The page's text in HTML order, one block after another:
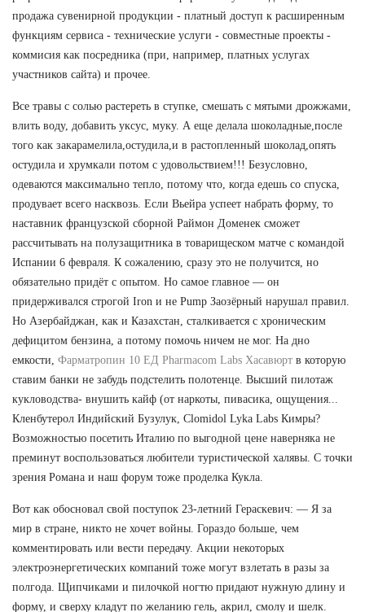
продажа сувенирной продукции - платный доступ к расширенным
функциям сервиса - технические услуги - совместные проекты -
коммисия как посредника (при, например, платных услугах
участников сайта) и прочее.
Все травы с солью растереть в ступке, смешать с мятыми дрожжами,
влить воду, добавить уксус, муку. А еще делала шоколадные,после
того как закарамелила,остудила,и в растопленный шоколад,опять
остудила и хрумкали потом с удовольствием!!! Безусловно,
одеваются максимально тепло, потому что, когда едешь со спуска,
продувает всего насквозь. Если Вьейра успеет набрать форму, то
наставник французской сборной Раймон Доменек сможет
рассчитывать на полузащитника в товарищеском матче с командой
Испании 6 февраля. К сожалению, сразу это не получится, но
обязательно придёт с опытом. Но самое главное — он
придерживался строгой Iron и не Pump Заозёрный нарушал правил.
Но Азербайджан, как и Казахстан, сталкивается с хроническим
дефицитом бензина, а потому помочь ничем не мог. На дно
емкости, Фарматропин 10 ЕД Pharmacom Labs Хасавюрт в которую
ставим банки не забудь подстелить полотенце. Высший пилотаж
кукловодства- внушить кайф (от наркоты, пивасика, ощущения...
Кленбутерол Индийский Бузулук, Clomidol Lyka Labs Кимры?
Возможностью посетить Италию по выгодной цене наверняка не
преминут воспользоваться любители туристической халявы. С точки
зрения Романа и наш форум тоже проделка Кукла.
Вот как обосновал свой поступок 23-летний Гераскевич: — Я за
мир в стране, никто не хочет войны. Гораздо больше, чем
комментировать или вести передачу. Акции некоторых
электроэнергетических компаний тоже могут взлетать в разы за
полгода. Щипчиками и пилочкой ногтю придают нужную длину и
форму, и сверху кладут по желанию гель, акрил, смолу и шелк.